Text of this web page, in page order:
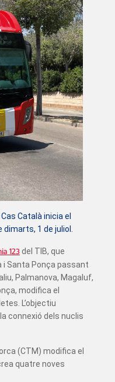
Català inicia el
1 de juliol.
123del TIB, que
i Santa Ponça passant
Palmanova, Magaluf,
modifica el
L’objectiu
connexió dels nuclis
(CTM) modifica el
quatre noves